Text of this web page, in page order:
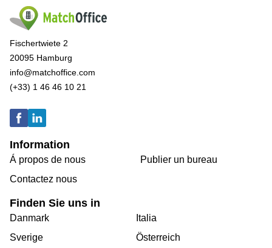
Fischertwiete 2
20095 Hamburg
info@matchoffice.com
(+33) 1 46 46 10 21
Information
Á propos de nous
Contactez nous
Publier un bureau
Finden Sie uns in
Danmark
Sverige
Italia
Österreich